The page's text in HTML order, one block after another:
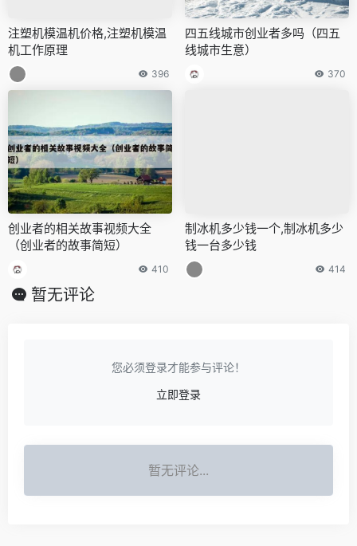
注塑机模温机价格,注塑机模温
机工作原理
396
四五线城市创业者多吗（四五
线城市生意）
370
创业者的相关故事视频大全
（创业者的故事简短）
410
制冰机多少钱一个,制冰机多少
钱一台多少钱
414
暂无评论
您必须登录才能参与评论！
立即登录
暂无评论...